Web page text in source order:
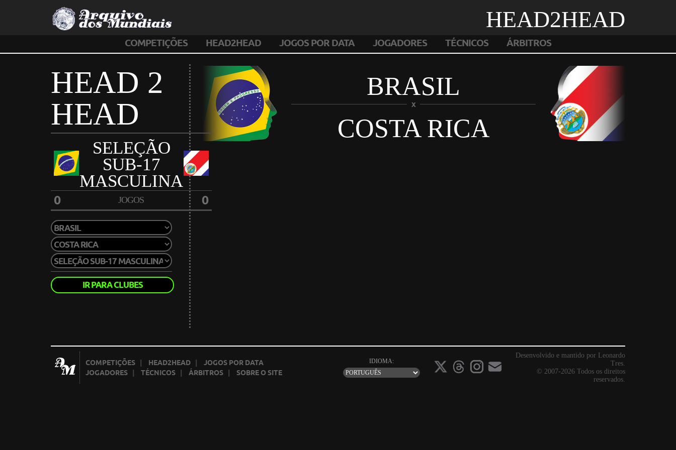
HEAD2HEAD
COMPETIÇÕES HEAD2HEAD JOGOS POR DATA JOGADORES TÉCNICOS ÁRBITROS
HEAD 2
HEAD
SELEÇÃO
SUB-17
MASCULINA
0 JOGOS 0
IR PARA CLUBES
BRASIL
X
COSTA RICA
COMPETIÇÕES HEAD2HEAD |JOGOS POR DATA
JOGADORES |TÉCNICOS |ÁRBITROS SOBRE O SITE
IDIOMA:
Desenvolvido e mantido por Leonardo
Tres.
© 2007-2026 Todos os direitos
reservados.